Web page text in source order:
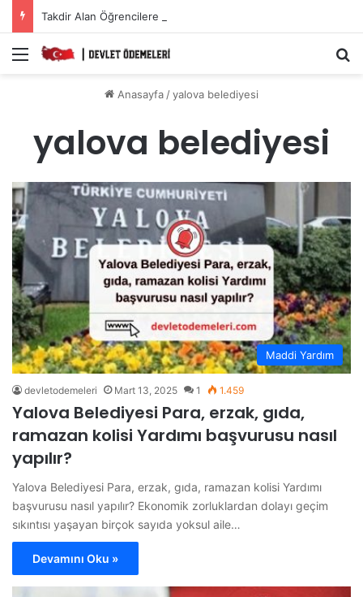
Menü
Anasayfa/yalova belediyesi
yalova belediyesi
Maddi Yardım
devletodemeleri Mart 13, 2025 1 1.459
Yalova Belediyesi Para, erzak, gıda,
ramazan kolisi Yardımı başvurusu nasıl
yapılır?
Yalova Belediyesi Para, erzak, gıda, ramazan kolisi Yardımı
başvurusu nasıl yapılır? Ekonomik zorluklardan dolayı geçim
sıkıntısı yaşayan birçok sayıda yoksul aile…
Devamını Oku »